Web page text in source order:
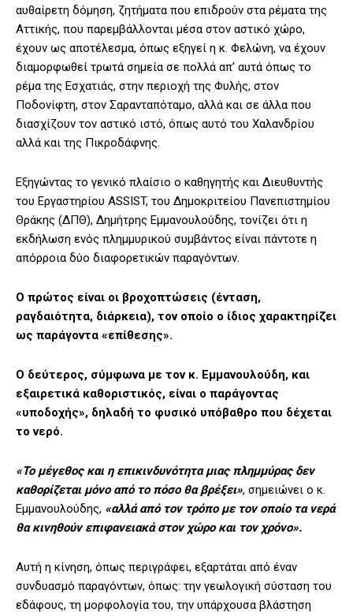
αυθαίρετη δόμηση, ζητήματα που επιδρούν στα ρέματα της
Αττικής, που παρεμβάλλονται μέσα στον αστικό χώρο,
έχουν ως αποτέλεσμα, όπως εξηγεί η κ. Φελώνη, να έχουν
διαμορφωθεί τρωτά σημεία σε πολλά απ’ αυτά όπως το
ρέμα της Εσχατιάς, στην περιοχή της Φυλής, στον
Ποδονίφτη, στον Σαρανταπόταμο, αλλά και σε άλλα που
διασχίζουν τον αστικό ιστό, όπως αυτό του Χαλανδρίου
αλλά και της Πικροδάφνης.
Εξηγώντας το γενικό πλαίσιο ο καθηγητής και Διευθυντής
του Εργαστηρίου ASSIST, του Δημοκριτείου Πανεπιστημίου
Θράκης (ΔΠΘ), Δημήτρης Εμμανουλούδης, τονίζει ότι η
εκδήλωση ενός πλημμυρικού συμβάντος είναι πάντοτε η
απόρροια δύο διαφορετικών παραγόντων.
Ο πρώτος είναι οι βροχοπτώσεις (ένταση,
ραγδαιότητα, διάρκεια), τον οποίο ο ίδιος χαρακτηρίζει
ως παράγοντα «επίθεσης».
Ο δεύτερος, σύμφωνα με τον κ. Εμμανουλούδη, και
εξαιρετικά καθοριστικός, είναι ο παράγοντας
«υποδοχής», δηλαδή το φυσικό υπόβαθρο που δέχεται
το νερό.
«Το μέγεθος και η επικινδυνότητα μιας πλημμύρας δεν
καθορίζεται μόνο από το πόσο θα βρέξει», σημειώνει ο κ.
Εμμανουλούδης, «αλλά από τον τρόπο με τον οποίο τα νερά
θα κινηθούν επιφανειακά στον χώρο και τον χρόνο».
Αυτή η κίνηση, όπως περιγράφει, εξαρτάται από έναν
συνδυασμό παραγόντων, όπως: την γεωλογική σύσταση του
εδάφους, τη μορφολογία του, την υπάρχουσα βλάστηση